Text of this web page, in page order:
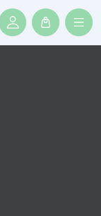
Войти или